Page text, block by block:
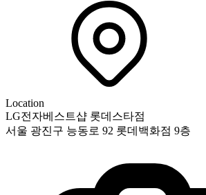
Location
LG전자베스트샵 롯데스타점
서울 광진구 능동로 92 롯데백화점 9층